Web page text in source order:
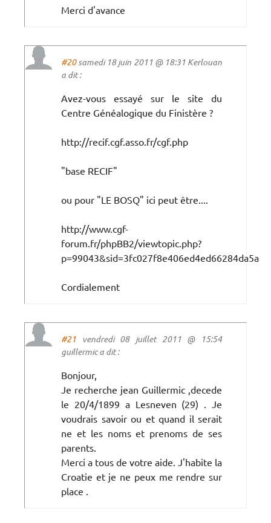
Merci d'avance
#20samedi 18 juin 2011 @ 18:31 Kerlouan
a dit :
Avez-vous essayé sur le site du
Centre Généalogique du Finistère ?
http://recif.cgf.asso.fr/cgf.php
"base RECIF"
ou pour "LE BOSQ" ici peut être....
http://www.cgf-
forum.fr/phpBB2/viewtopic.php?
Cordialement
#21 vendredi 08 juillet 2011 @ 15:54
guillermic a dit :
Bonjour,
Je recherche jean Guillermic ,decede
le 20/4/1899 a Lesneven (29) . Je
voudrais savoir ou et quand il serait
ne et les noms et prenoms de ses
parents.
Merci a tous de votre aide. J'habite la
Croatie et je ne peux me rendre sur
place .